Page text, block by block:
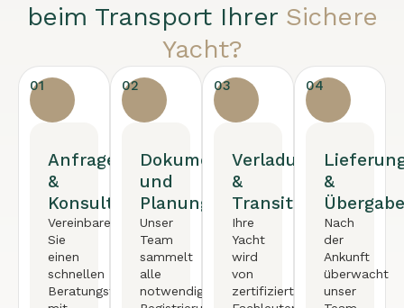
beim Transport Ihrer Sichere
Yacht?
01
Anfrage
&
Konsultation
Vereinbaren
Sie
einen
schnellen
Beratungstermin
02
Dokumentation
und
Planung
Unser
Team
sammelt
alle
notwendigen
03
Verladung
&
Transit
Ihre
Yacht
wird
von
zertifizierten
04
&
Übergabe
Nach
der
Ankunft
überwacht
unser